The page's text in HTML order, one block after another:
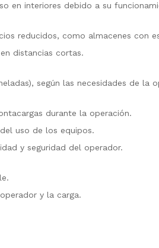
en interiores debido a su
reducidos, como almacenes con
distancias cortas.
según las necesidades de la
durante la operación.
uso de los equipos.
y seguridad del operador.
y la carga.